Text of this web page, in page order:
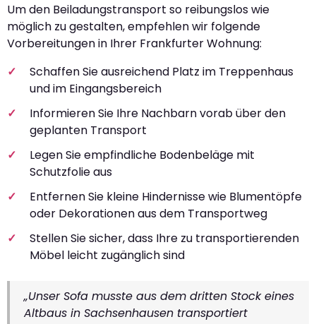
Um den Beiladungstransport so reibungslos wie
möglich zu gestalten, empfehlen wir folgende
Vorbereitungen in Ihrer Frankfurter Wohnung:
Schaffen Sie ausreichend Platz im Treppenhaus
und im Eingangsbereich
Informieren Sie Ihre Nachbarn vorab über den
geplanten Transport
Legen Sie empfindliche Bodenbeläge mit
Schutzfolie aus
Entfernen Sie kleine Hindernisse wie Blumentöpfe
oder Dekorationen aus dem Transportweg
Stellen Sie sicher, dass Ihre zu transportierenden
Möbel leicht zugänglich sind
„Unser Sofa musste aus dem dritten Stock eines
Altbaus in Sachsenhausen transportiert